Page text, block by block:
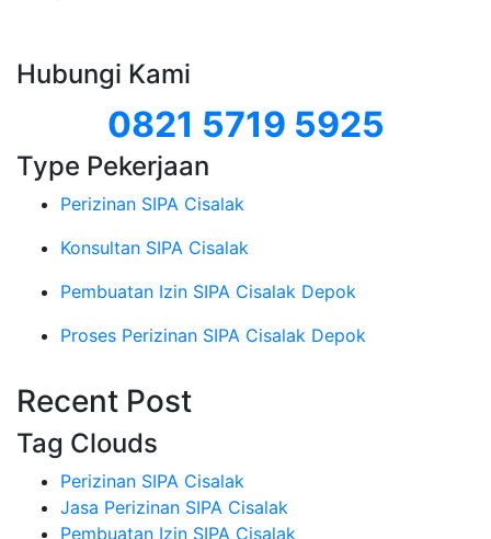
Hubungi Kami
0821 5719 5925
Type Pekerjaan
Perizinan SIPA Cisalak
Konsultan SIPA Cisalak
Pembuatan Izin SIPA Cisalak Depok
Proses Perizinan SIPA Cisalak Depok
Recent Post
Tag Clouds
Perizinan SIPA Cisalak
Jasa Perizinan SIPA Cisalak
Pembuatan Izin SIPA Cisalak